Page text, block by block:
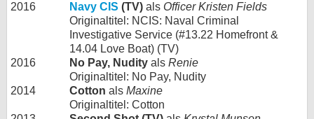
2016
Navy CIS (TV) als Officer Kristen Fields
Originaltitel: NCIS: Naval Criminal
Investigative Service (#13.22 Homefront &
14.04 Love Boat) (TV)
2016
No Pay, Nudity als Renie
Originaltitel: No Pay, Nudity
2014
Cotton als Maxine
Originaltitel: Cotton